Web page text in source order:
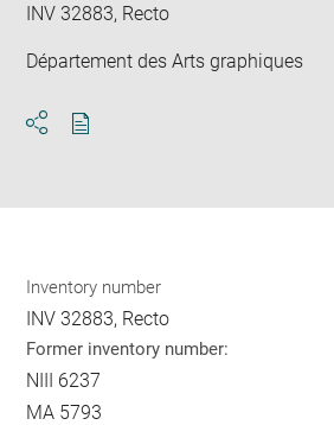
INV 32883, Recto
Département des Arts graphiques
Inventory number
INV 32883, Recto
Former inventory number:
NIII 6237
MA 5793